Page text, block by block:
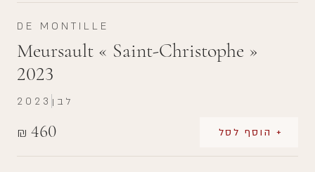
DE MONTILLE
Meursault « Saint-Christophe »
2023
₪ 460 + הוסף לסל
2023 לבן